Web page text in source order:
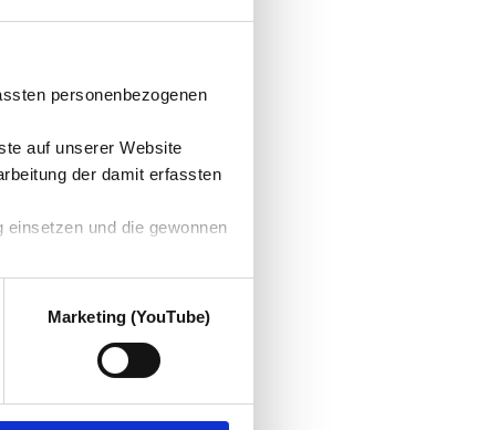
personenbezogenen
auf unserer Website
der damit erfassten
und die gewonnen
Marketing (YouTube)